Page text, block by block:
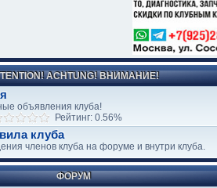
ACHTUNG! ВНИМАНИЕ!
объявления клуба!
Рейтинг: 0.56%
клуба
членов клуба на форуме и внутри клуба.
ФОРУМ